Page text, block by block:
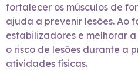
fortalecer os músculos de
ajuda a prevenir lesões. Ao
estabilizadores e melhorar
o risco de lesões durante a
atividades físicas.